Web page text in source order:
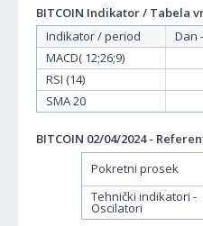
BITCOIN Indikator / Tabela
Indikator / period
Dan -
MACD( 12;26;9)
RSI (14)
SMA 20
BITCOIN 02/04/2024 -
Pokretni prosek
Tehnički indikatori -
Oscilatori